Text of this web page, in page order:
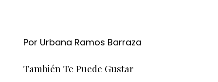
Por Urbana Ramos Barraza
También Te Puede Gustar